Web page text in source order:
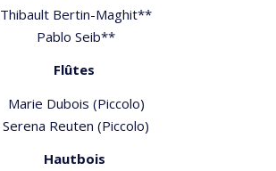
Thibault Bertin-Maghit**
Pablo Seib**
Flûtes
Marie Dubois (Piccolo)
Serena Reuten (Piccolo)
Hautbois